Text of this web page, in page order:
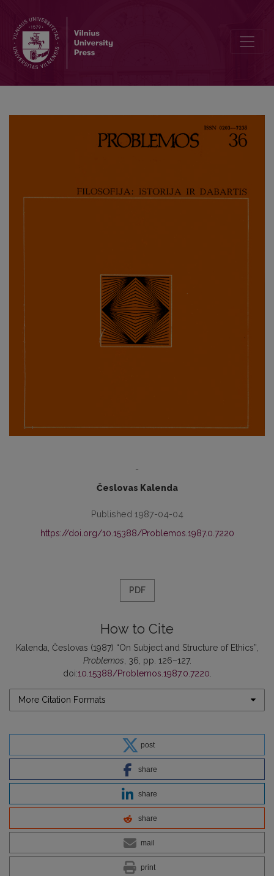
-
Česlovas Kalenda
Published 1987-04-04
https://doi.org/10.15388/Problemos.1987.0.7220
PDF
How to Cite
Kalenda, Česlovas (1987) “On Subject and Structure of Ethics”,
Problemos , 36, pp. 126–127.
doi:10.15388/Problemos.1987.0.7220
More Citation Formats
post
share
share
share
mail
print